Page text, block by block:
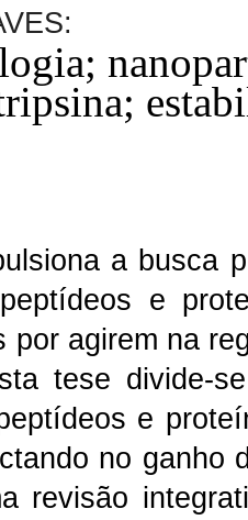
a busca
e
por agirem na
tese divide-
e
no ganho
revisão